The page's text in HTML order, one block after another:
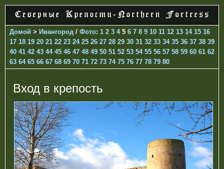
Домой > Ивангород / Фото: 1 2 3 45 6 7 8 9 10 11 12 13 14 15 16
17 18 19 20 21 22 23 24 25 26 27 28 29 30 31 32 33 34 35 36 37 38 39
40 41 42 43 44 45 46 47 48 49 50 51 52 53 54 55 56 57 58 59 60 61 62
63 64 65 66 67 68 69 70 71 72 73 74 75 76 77 78 79 80
Вход в крепость